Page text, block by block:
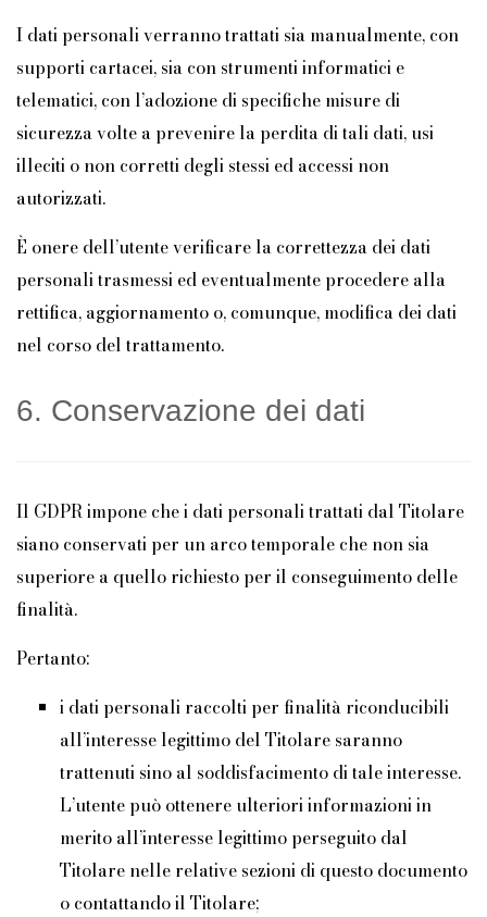
I dati personali verranno trattati sia manualmente, con
supporti cartacei, sia con strumenti informatici e
telematici, con l’adozione di specifiche misure di
sicurezza volte a prevenire la perdita di tali dati, usi
illeciti o non corretti degli stessi ed accessi non
autorizzati.
È onere dell’utente verificare la correttezza dei dati
personali trasmessi ed eventualmente procedere alla
rettifica, aggiornamento o, comunque, modifica dei dati
nel corso del trattamento.
6. Conservazione dei dati
Il GDPR impone che i dati personali trattati dal Titolare
siano conservati per un arco temporale che non sia
superiore a quello richiesto per il conseguimento delle
finalità.
Pertanto:
i dati personali raccolti per finalità riconducibili
all’interesse legittimo del Titolare saranno
trattenuti sino al soddisfacimento di tale interesse.
L’utente può ottenere ulteriori informazioni in
merito all’interesse legittimo perseguito dal
Titolare nelle relative sezioni di questo documento
o contattando il Titolare;